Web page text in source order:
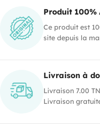
Produit 100%
Ce produit est
site depuis la
Livraison à
Livraison 7.00
Livraison